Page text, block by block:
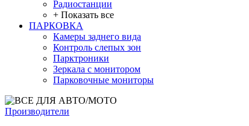
Радиостанции
+ Показать все
ПАРКОВКА
Камеры заднего вида
Контроль слепых зон
Парктроники
Зеркала с монитором
Парковочные мониторы
Производители